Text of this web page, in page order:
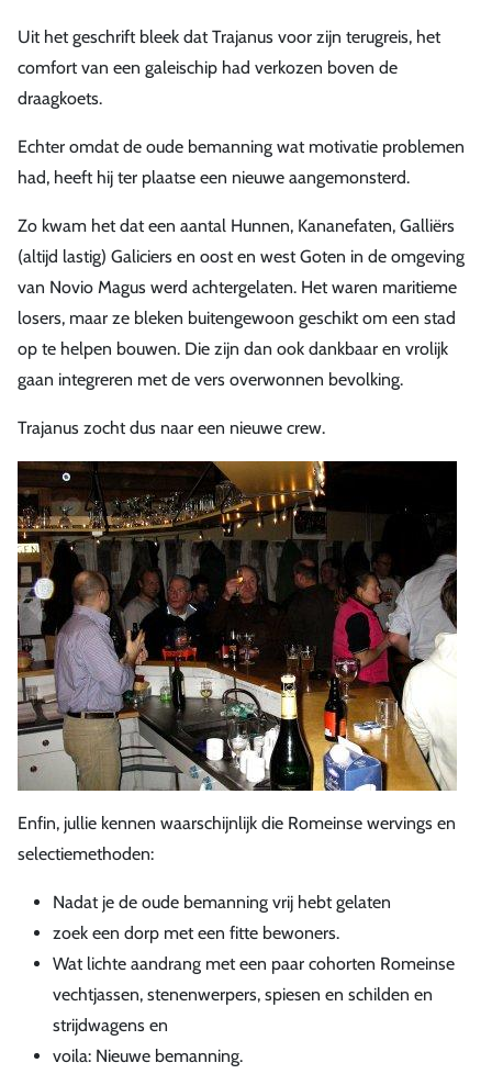
Uit het geschrift bleek dat Trajanus voor zijn terugreis, het
comfort van een galeischip had verkozen boven de
draagkoets.
Echter omdat de oude bemanning wat motivatie problemen
had, heeft hij ter plaatse een nieuwe aangemonsterd.
Zo kwam het dat een aantal Hunnen, Kananefaten, Galliërs
(altijd lastig) Galiciers en oost en west Goten in de omgeving
van Novio Magus werd achtergelaten. Het waren maritieme
losers, maar ze bleken buitengewoon geschikt om een stad
op te helpen bouwen. Die zijn dan ook dankbaar en vrolijk
gaan integreren met de vers overwonnen bevolking.
Trajanus zocht dus naar een nieuwe crew.
Enfin, jullie kennen waarschijnlijk die Romeinse wervings en
selectiemethoden:
Nadat je de oude bemanning vrij hebt gelaten
zoek een dorp met een fitte bewoners.
Wat lichte aandrang met een paar cohorten Romeinse
vechtjassen, stenenwerpers, spiesen en schilden en
strijdwagens en
voila: Nieuwe bemanning.